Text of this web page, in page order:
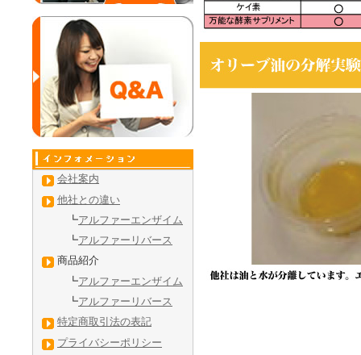
会社案内
他社との違い
┗アルファーエンザイム
┗アルファーリバース
商品紹介
┗アルファーエンザイム
┗アルファーリバース
特定商取引法の表記
プライバシーポリシー